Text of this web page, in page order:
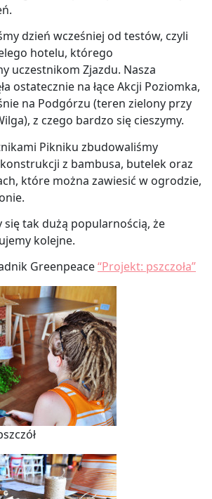
dzień wcześniej od testów, czyli
hotelu, którego
uczestnikom Zjazdu. Nasza
ostatecznie na łące Akcji Poziomka,
na Podgórzu (teren zielony przy
z czego bardzo się cieszymy.
Pikniku zbudowaliśmy
z bambusa, butelek oraz
które można zawiesić w ogrodzie,
się tak dużą popularnością, że
kolejne.
Greenpeace“Projekt: pszczoła”